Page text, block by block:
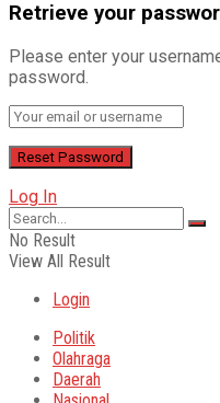
Retrieve your
Please enter your
password.
Log In
No Result
View All Result
Login
Politik
Olahraga
Daerah